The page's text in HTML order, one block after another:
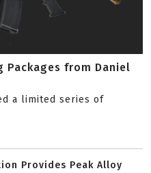
Packages from Daniel
a limited series of
Provides Peak Alloy